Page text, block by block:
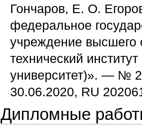
Гончаров, Е. О.
федеральное
учреждение высшего
технический
университет)». — №
30.06.2020, RU
Дипломные